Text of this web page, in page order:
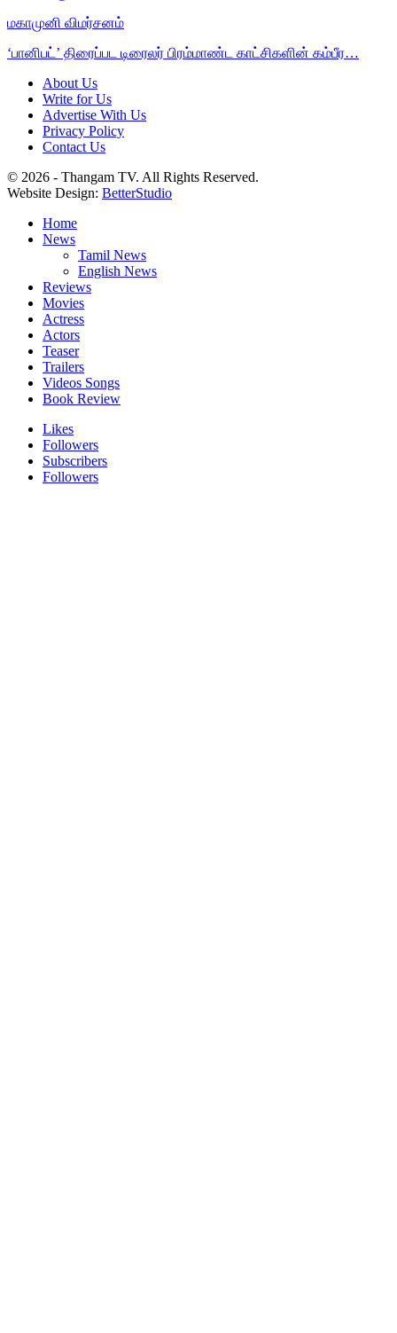
மகாமுனி விமர்சனம்
‘பானிபட்’ திரைப்பட டிரைலர் பிரம்மாண்ட காட்சிகளின் கம்பீர…
About Us
Write for Us
Advertise With Us
Privacy Policy
Contact Us
© 2026 - Thangam TV. All Rights Reserved.
Website Design: BetterStudio
Home
News
Tamil News
English News
Reviews
Movies
Actress
Actors
Teaser
Trailers
Videos Songs
Book Review
Likes
Followers
Subscribers
Followers